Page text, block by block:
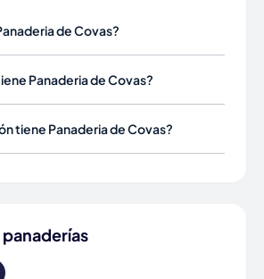
de Covas?
Panaderia de Covas?
tiene Panaderia de Covas?